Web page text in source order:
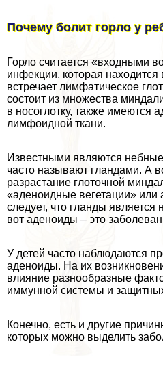
Почему болит горло у
Горло считается «входными
инфекции, которая
встречает лимфатическое
состоит из множества
в носоглотку, также имеются
лимфоидной ткани.
Известными являются
часто называют гландами. А
разрастание глоточной
«аденоидные вегетации» или
следует, что гланды
вот аденоиды – это
У детей часто наблюдаются
аденоиды. На их
влияние разнообразные
иммунной системы и
Конечно, есть и другие
которых можно выделить